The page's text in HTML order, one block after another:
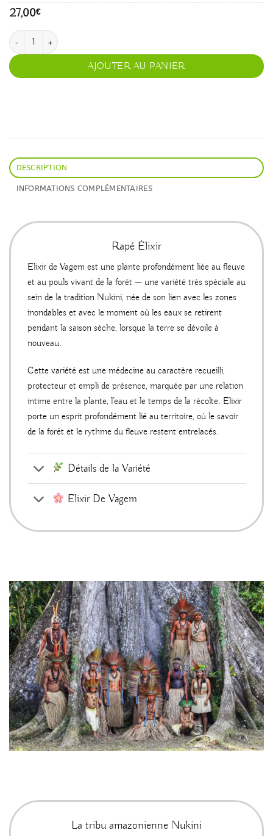
27,00€
quantité de Élixir
AJOUTER AU PANIER
DESCRIPTION
INFORMATIONS COMPLÉMENTAIRES
Rapé Élixir
Elixir de Vagem est une plante profondément liée au fleuve
et au pouls vivant de la forêt — une variété très spéciale au
sein de la tradition Nukini, née de son lien avec les zones
inondables et avec le moment où les eaux se retirent
pendant la saison sèche, lorsque la terre se dévoile à
nouveau.
Cette variété est une médecine au caractère recueilli,
protecteur et empli de présence, marquée par une relation
intime entre la plante, l’eau et le temps de la récolte. Elixir
porte un esprit profondément lié au territoire, où le savoir
de la forêt et le rythme du fleuve restent entrelacés.
Détails de la Variété
Elixir De Vagem
La tribu amazonienne Nukini